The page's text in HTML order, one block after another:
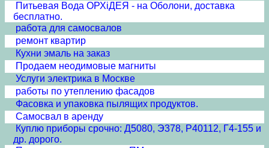
Питьевая Вода ОРХiДЕЯ - на Оболони, доставка
бесплатно.
работа для самосвалов
ремонт квартир
Кухни эмаль на заказ
Продаем неодимовые магниты
Услуги электрика в Москве
работы по утеплению фасадов
Фасовка и упаковка пылящих продуктов.
Самосвал в аренду
Куплю приборы срочно: Д5080, Э378, Р40112, Г4-155 и
др. дорого.